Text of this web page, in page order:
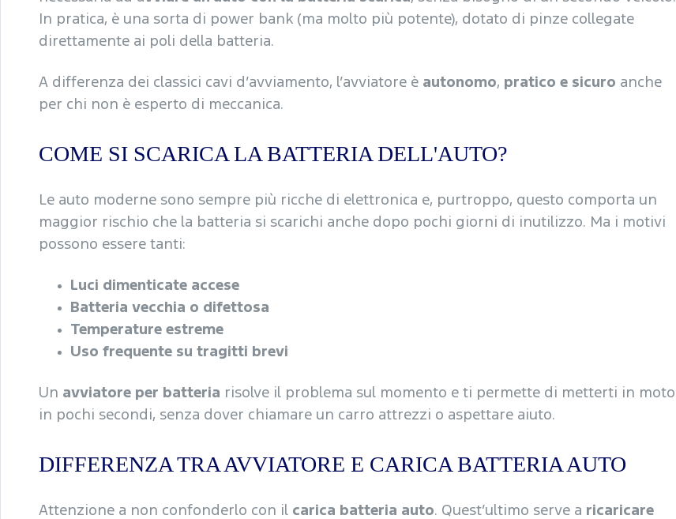
In pratica, è una sorta di power bank (ma molto più potente), dotato di pinze collegate
direttamente ai poli della batteria.
A differenza dei classici cavi d’avviamento, l’avviatore è autonomo, pratico e sicuro anche
per chi non è esperto di meccanica.
COME SI SCARICA LA BATTERIA DELL'AUTO?
Le auto moderne sono sempre più ricche di elettronica e, purtroppo, questo comporta un
maggior rischio che la batteria si scarichi anche dopo pochi giorni di inutilizzo. Ma i motivi
possono essere tanti:
Luci dimenticate accese
Batteria vecchia o difettosa
Temperature estreme
Uso frequente su tragitti brevi
Un avviatore per batteria risolve il problema sul momento e ti permette di metterti in moto
in pochi secondi, senza dover chiamare un carro attrezzi o aspettare aiuto.
DIFFERENZA TRA AVVIATORE E CARICA BATTERIA AUTO
Attenzione a non confonderlo con il carica batteria auto. Quest’ultimo serve a ricaricare